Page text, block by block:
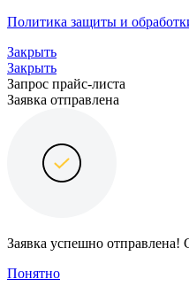
Политика защиты и
Закрыть
Закрыть
Запрос прайс-листа
Заявка отправлена
Заявка успешно
Понятно